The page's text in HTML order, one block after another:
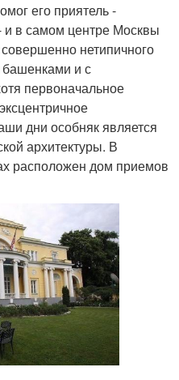
его приятель -
и в самом центре Москвы
нетипичного
и с
первоначальное
дни особняк является
архитектуры. В
расположен дом приемов